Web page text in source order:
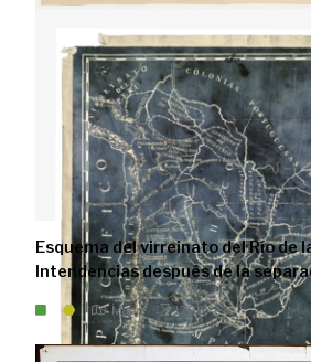
Esquema del virreinato del Río de
Intendencias después de la
Mapa 1796